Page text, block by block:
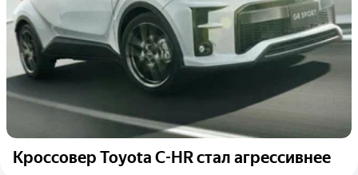
Кроссовер Toyota C-HR стал агрессивнее